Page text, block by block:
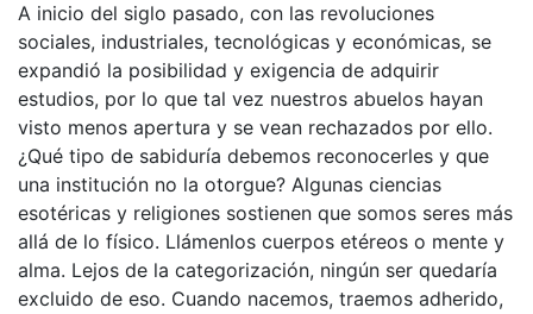
A inicio del siglo pasado, con las revoluciones
sociales, industriales, tecnológicas y económicas, se
expandió la posibilidad y exigencia de adquirir
estudios, por lo que tal vez nuestros abuelos hayan
visto menos apertura y se vean rechazados por ello.
¿Qué tipo de sabiduría debemos reconocerles y que
una institución no la otorgue? Algunas ciencias
esotéricas y religiones sostienen que somos seres más
allá de lo físico. Llámenlos cuerpos etéreos o mente y
alma. Lejos de la categorización, ningún ser quedaría
excluido de eso. Cuando nacemos, traemos adherido,